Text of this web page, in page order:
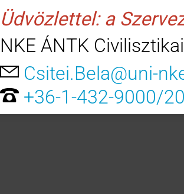
Üdvözlettel: a
NKE ÁNTK
Csitei.Bela@uni-
+36-1-432-9000/